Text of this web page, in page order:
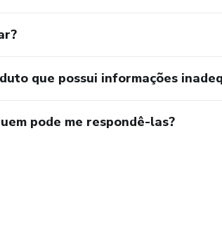
que possui informações
pode me respondê-las?